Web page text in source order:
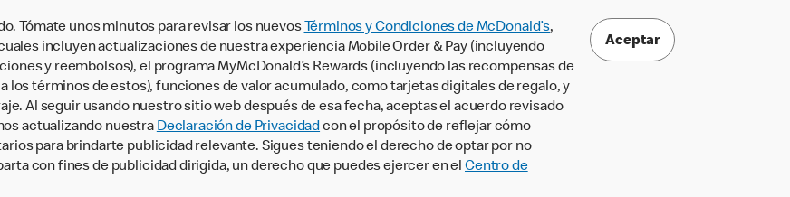
Tómate unos minutos para revisar los nuevos Términos y Condiciones de McDonald’s,
incluyen actualizaciones de nuestra experiencia Mobile Order & Pay (incluyendo
y reembolsos), el programa MyMcDonald’s Rewards (incluyendo las recompensas de
los términos de estos), funciones de valor acumulado, como tarjetas digitales de regalo, y
Al seguir usando nuestro sitio web después de esa fecha, aceptas el acuerdo revisado
actualizando nuestra Declaración de Privacidadcon el propósito de reflejar cómo
para brindarte publicidad relevante. Sigues teniendo el derecho de optar por no
con fines de publicidad dirigida, un derecho que puedes ejercer en el Centro de
Aceptar